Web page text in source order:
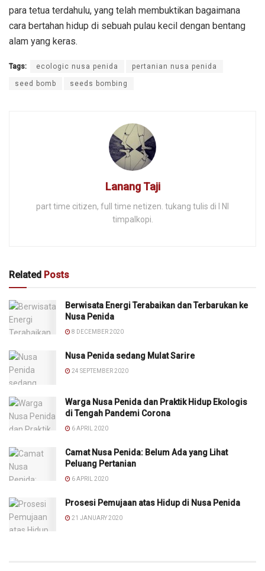
para tetua terdahulu, yang telah membuktikan bagaimana
cara bertahan hidup di sebuah pulau kecil dengan bentang
alam yang keras.
Tags: ecologic nusa penida pertanian nusa penida
seed bomb seeds bombing
Lanang Taji
part time citizen, full time netizen. tukang tulis di I NI
timpalkopi.
Related Posts
Berwisata Energi Terabaikan dan Terbarukan ke
Nusa Penida
8 DECEMBER 2020
Nusa Penida sedang Mulat Sarire
24 SEPTEMBER 2020
Warga Nusa Penida dan Praktik Hidup Ekologis
di Tengah Pandemi Corona
6 APRIL 2020
Camat Nusa Penida: Belum Ada yang Lihat
Peluang Pertanian
6 APRIL 2020
Prosesi Pemujaan atas Hidup di Nusa Penida
21 JANUARY 2020